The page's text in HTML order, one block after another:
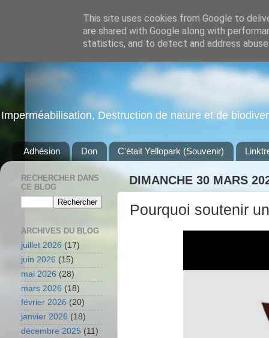
Imperméabilisation, Destruction de nature et de
Adhésion Don C'était Yellopark (Souvenir)
DIMANCHE 30 MARS
Pourquoi soutenir
RECHERCHER DANS
CE BLOG
ARCHIVES DU BLOG
juillet 2026 (17)
juin 2026 (15)
mai 2026 (28)
mars 2026 (18)
février 2026 (20)
janvier 2026 (18)
décembre 2025 (11)
This site uses cookies from Google to
are shared with Google along with
statistics, and to detect and address